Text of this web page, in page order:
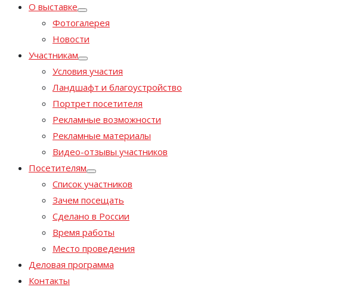
О выставке
Фотогалерея
Новости
Участникам
Условия участия
Ландшафт и благоустройство
Портрет посетителя
Рекламные возможности
Рекламные материалы
Видео-отзывы участников
Посетителям
Список участников
Зачем посещать
Сделано в России
Время работы
Место проведения
Деловая программа
Контакты